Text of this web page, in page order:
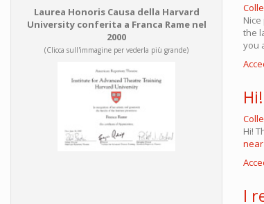
Laurea Honoris Causa della Harvard
University conferita a Franca Rame nel
2000
(Clicca sull'immagine per vederla più grande)
the
you
Hi!
I